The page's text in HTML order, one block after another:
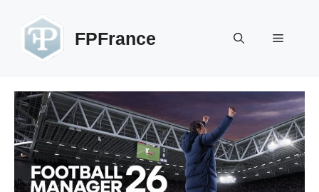
contenu
FPFrance Menu